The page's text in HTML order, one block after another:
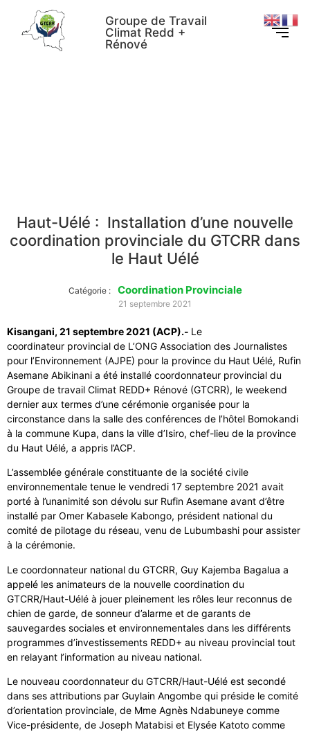
Groupe de Travail
Climat Redd +
Rénové
Haut-Uélé : Installation d’une nouvelle
coordination provinciale du GTCRR dans
le Haut Uélé
Catégorie : Coordination Provinciale
21 septembre 2021
Kisangani, 21 septembre 2021 (ACP).- Le
coordinateur provincial de L’ONG Association des Journalistes
pour l’Environnement (AJPE) pour la province du Haut Uélé, Rufin
Asemane Abikinani a été installé coordonnateur provincial du
Groupe de travail Climat REDD+ Rénové (GTCRR), le weekend
dernier aux termes d’une cérémonie organisée pour la
circonstance dans la salle des conférences de l’hôtel Bomokandi
à la commune Kupa, dans la ville d’Isiro, chef-lieu de la province
du Haut Uélé, a appris l’ACP.
L’assemblée générale constituante de la société civile
environnementale tenue le vendredi 17 septembre 2021 avait
porté à l’unanimité son dévolu sur Rufin Asemane avant d’être
installé par Omer Kabasele Kabongo, président national du
comité de pilotage du réseau, venu de Lubumbashi pour assister
à la cérémonie.
Le coordonnateur national du GTCRR, Guy Kajemba Bagalua a
appelé les animateurs de la nouvelle coordination du
GTCRR/Haut-Uélé à jouer pleinement les rôles leur reconnus de
chien de garde, de sonneur d’alarme et de garants de
sauvegardes sociales et environnementales dans les différents
programmes d’investissements REDD+ au niveau provincial tout
en relayant l’information au niveau national.
Le nouveau coordonnateur du GTCRR/Haut-Uélé est secondé
dans ses attributions par Guylain Angombe qui préside le comité
d’orientation provinciale, de Mme Agnès Ndabuneye comme
Vice-présidente, de Joseph Matabisi et Elysée Katoto comme